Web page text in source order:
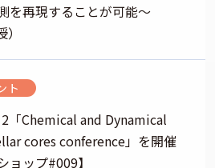
を再現することが可能～
ト
「Chemical and Dynamical
cores conference」を開催
ョップ#009】